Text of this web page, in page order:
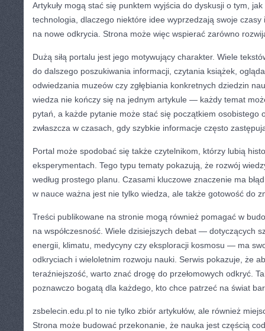
Artykuły mogą stać się punktem wyjścia do dyskusji o tym,
technologia, dlaczego niektóre idee wyprzedzają swoje czasy
na nowe odkrycia. Strona może więc wspierać zarówno
Dużą siłą portalu jest jego motywujący charakter. Wiele
do dalszego poszukiwania informacji, czytania książek,
odwiedzania muzeów czy zgłębiania konkretnych dziedzin
wiedza nie kończy się na jednym artykule — każdy temat
pytań, a każde pytanie może stać się początkiem osobistego
zwłaszcza w czasach, gdy szybkie informacje często
Portal może spodobać się także czytelnikom, którzy lubią
eksperymentach. Tego typu tematy pokazują, że rozwój
według prostego planu. Czasami kluczowe znaczenie ma
w nauce ważna jest nie tylko wiedza, ale także gotowość do
Treści publikowane na stronie mogą również pomagać w
na współczesność. Wiele dzisiejszych debat — dotyczących
energii, klimatu, medycyny czy eksploracji kosmosu — ma
odkryciach i wieloletnim rozwoju nauki. Serwis pokazuje, że
teraźniejszość, warto znać drogę do przełomowych odkryć.
poznawczo bogatą dla każdego, kto chce patrzeć na świat
zsbelecin.edu.pl to nie tylko zbiór artykułów, ale również
Strona może budować przekonanie, że nauka jest częścią